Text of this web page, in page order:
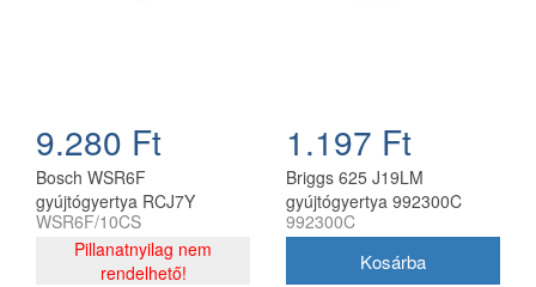
9.280 Ft
Bosch WSR6F
gyújtógyertya RCJ7Y
megfelelő - 10 db/doboz
WSR6F/10CS
Pillanatnyilag nem
rendelhető!
1.197 Ft
Briggs 625 J19LM
gyújtógyertya 992300C
992300C